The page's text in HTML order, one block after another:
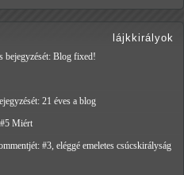
lájkkirályok
bejegyzését: Blog fixed!
21 éves a blog
Miért
#3, eléggé emeletes csúcskirályság